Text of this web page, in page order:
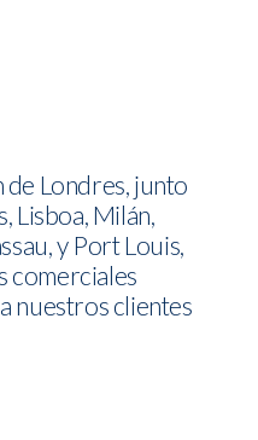
de Londres, junto
Lisboa, Milán,
y Port Louis,
comerciales
nuestros clientes